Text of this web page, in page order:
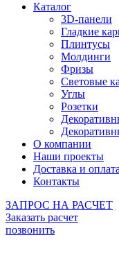
Каталог
3D-панели
Гладкие
Плинтусы
Молдинги
Фризы
Световые
Углы
Розетки
О компании
Наши проекты
Доставка и
Контакты
ЗАПРОС НА РАСЧЕТ
Заказать расчет
позвонить